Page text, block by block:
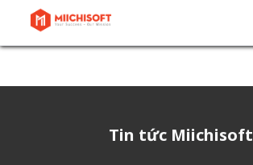
Tin tức Miichisoft